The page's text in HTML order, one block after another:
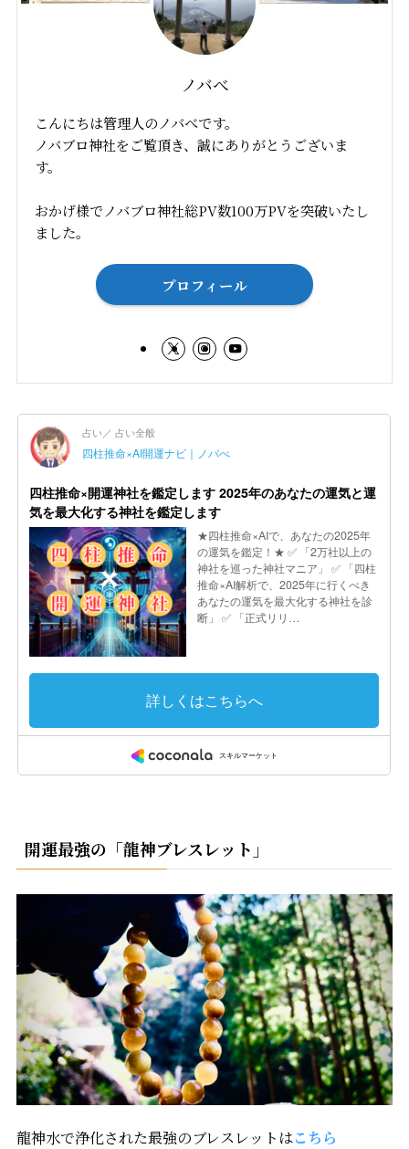
ノバべ
こんにちは管理人のノバべです。
ノバブロ神社をご覧頂き、誠にありがとうございま
す。
おかげ様でノバブロ神社総PV数100万PVを突破いたし
ました。
プロフィール
開運最強の「龍神ブレスレット」
龍神水で浄化された最強のブレスレットはこちら